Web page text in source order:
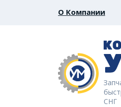
О Компании
СНГ